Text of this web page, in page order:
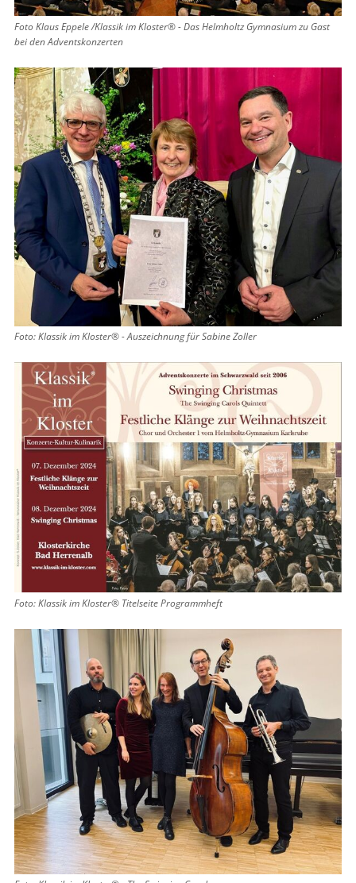
Foto Klaus Eppele /Klassik im Kloster® - Das Helmholtz Gymnasium zu Gast
bei den Adventskonzerten
Foto: Klassik im Kloster® - Auszeichnung für Sabine Zoller
Foto: Klassik im Kloster® Titelseite Programmheft